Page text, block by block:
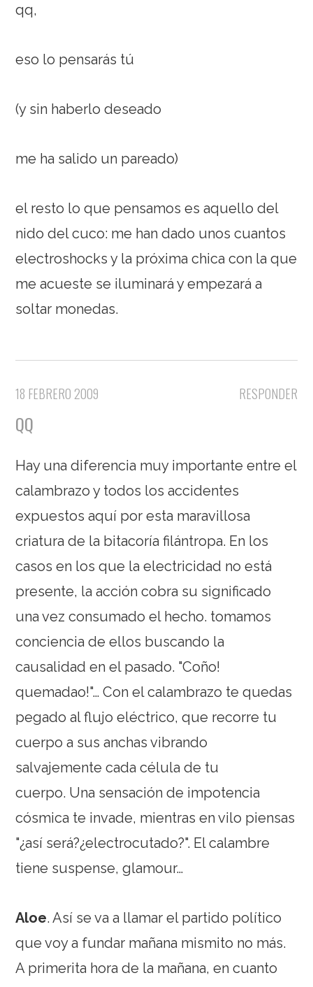
qq,
eso lo pensarás tú
(y sin haberlo deseado
me ha salido un pareado)
el resto lo que pensamos es aquello del
nido del cuco: me han dado unos cuantos
electroshocks y la próxima chica con la que
me acueste se iluminará y empezará a
soltar monedas.
RESPONDER
18 FEBRERO 2009
QQ
Hay una diferencia muy importante entre el
calambrazo y todos los accidentes
expuestos aquí por esta maravillosa
criatura de la bitacoría filántropa. En los
casos en los que la electricidad no está
presente, la acción cobra su significado
una vez consumado el hecho. tomamos
conciencia de ellos buscando la
causalidad en el pasado. "Coño!
quemadao!"… Con el calambrazo te quedas
pegado al flujo eléctrico, que recorre tu
cuerpo a sus anchas vibrando
salvajemente cada célula de tu
cuerpo. Una sensación de impotencia
cósmica te invade, mientras en vilo piensas
"¿así será?¿electrocutado?". El calambre
tiene suspense, glamour…
Aloe. Así se va a llamar el partido político
que voy a fundar mañana mismito no más.
A primerita hora de la mañana, en cuanto